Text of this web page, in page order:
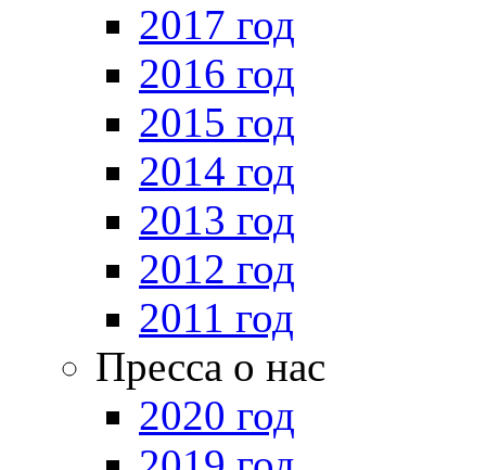
2017 год
2016 год
2015 год
2014 год
2013 год
2012 год
2011 год
Пресса о нас
2020 год